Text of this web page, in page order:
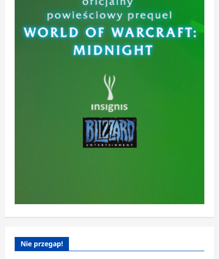
Nie przegap!